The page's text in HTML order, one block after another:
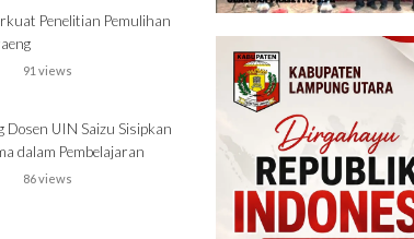
Penelitian Pemulihan
91 views
Dosen UIN Saizu Sisipkan
dalam Pembelajaran
86 views